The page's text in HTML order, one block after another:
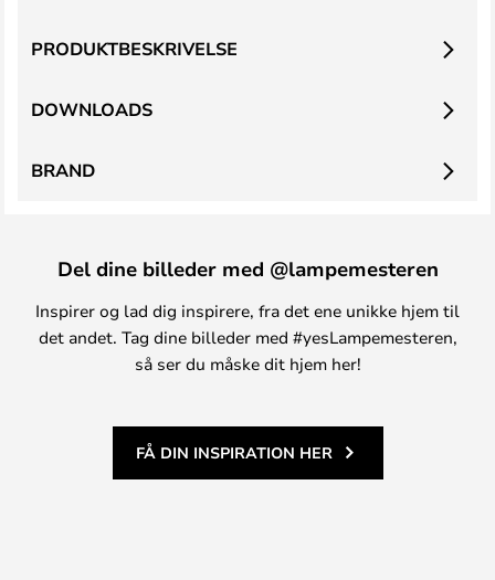
PRODUKTBESKRIVELSE
DOWNLOADS
BRAND
Del dine billeder med @lampemesteren
Inspirer og lad dig inspirere, fra det ene unikke hjem til
det andet. Tag dine billeder med #yesLampemesteren,
så ser du måske dit hjem her!
FÅ DIN INSPIRATION HER